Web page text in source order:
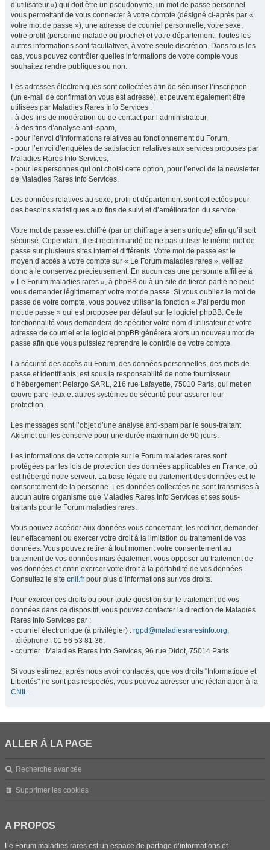
d’utilisateur ») qui doit être un pseudonyme, un mot de passe personnel
vous permettant de vous connecter à votre compte (désigné ci-après par «
votre mot de passe »), une adresse de courriel personnelle, votre sexe,
votre profil (personne malade ou proche) et votre département. Toutes les
autres informations sont facultatives, à votre seule discrétion. Dans tous les
cas, vous pouvez contrôler quelles informations de votre compte vous
souhaitez rendre publiques ou non.
Les adresses électroniques sont collectées afin de sécuriser l’inscription
(un e-mail de confirmation vous est adressé), et peuvent également être
utilisées par Maladies Rares Info Services :
- à des fins de modération ou de contact par l’administrateur,
- à des fins d’analyse anti-spam,
- pour l’envoi d’informations relatives au fonctionnement du Forum,
- pour l’envoi d’enquêtes de satisfaction relatives aux services proposés par
Maladies Rares Info Services,
- pour les personnes qui ont choisi cette option, pour l’envoi de la newsletter
de Maladies Rares Info Services.
Les données relatives au sexe, profil et département sont collectées pour
des besoins statistiques aux fins de suivi et d’amélioration du service.
Votre mot de passe est chiffré (par un chiffrage à sens unique) afin qu’il soit
sécurisé. Cependant, il est recommandé de ne pas utiliser le même mot de
passe sur plusieurs sites internet différents. Votre mot de passe est le
moyen d’accès à votre compte sur « Le Forum maladies rares », veillez
donc à le conservez précieusement. En aucun cas une personne affiliée à
« Le Forum maladies rares », à phpBB ou à un site de tierce partie ne peut
vous demander légitimement votre mot de passe. Si vous oubliez le mot de
passe de votre compte, vous pouvez utiliser la fonction « J’ai perdu mon
mot de passe » qui est proposée par défaut sur le logiciel phpBB. Cette
fonctionnalité vous demandera de spécifier votre nom d’utilisateur et votre
adresse de courriel et le logiciel phpBB générera alors un nouveau mot de
passe afin que vous puissiez reprendre le contrôle de votre compte.
La sécurité des accès au Forum, des données personnelles, des mots de
passe et identifiants, est sous la responsabilité de notre fournisseur
d’hébergement Pelargo SARL, 216 rue Lafayette, 75010 Paris, qui met en
œuvre pare-feux et autres systèmes de sécurité pour assurer leur
protection.
Les messages sont l’objet d’une analyse anti-spam par le sous-traitant
Akismet qui les conserve pour une durée maximum de 90 jours.
Les informations de votre compte sur le Forum malades rares sont
protégées par les lois de protection des données applicables en France, où
est hébergé notre serveur. La base légale du traitement des données est le
consentement de la personne. Les données collectées ne sont transmises à
aucun autre organisme que Maladies Rares Info Services et ses sous-
traitants pour le Forum maladies rares.
Vous pouvez accéder aux données vous concernant, les rectifier, demander
leur effacement ou exercer votre droit à la limitation du traitement de vos
données. Vous pouvez retirer à tout moment votre consentement au
traitement de vos données mais également vous opposer au traitement de
vos données et enfin exercer votre droit à la portabilité de vos données.
Consultez le site cnil.fr pour plus d’informations sur vos droits.
Pour exercer ces droits ou pour toute question sur le traitement de vos
données dans ce dispositif, vous pouvez contacter la direction de Maladies
Rares Info Services par :
- courriel électronique (à privilégier) : rgpd@maladiesraresinfo.org,
- téléphone : 01 56 53 81 36,
- courrier : Maladies Rares Info Services, 96 rue Didot, 75014 Paris.
Si vous estimez, après nous avoir contactés, que vos droits "Informatique et
Libertés" ne sont pas respectés, vous pouvez adresser une réclamation à la
CNIL.
ALLER À LA PAGE
Recherche avancée
Supprimer les cookies
A PROPOS
Le Forum maladies rares est un espace de partage d’informations et